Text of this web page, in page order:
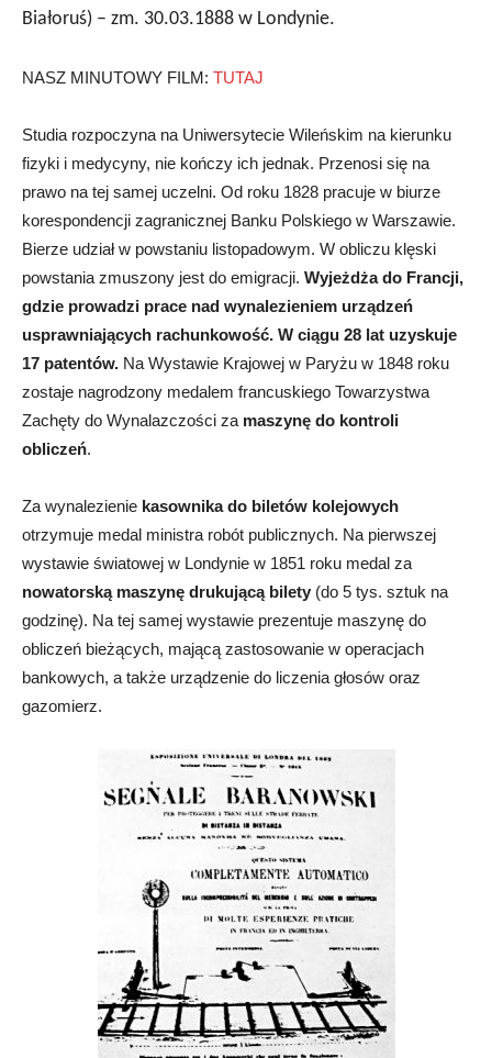
Białoruś) – zm. 30.03.1888 w Londynie.
NASZ MINUTOWY FILM: TUTAJ
Studia rozpoczyna na Uniwersytecie Wileńskim na kierunku
fizyki i medycyny, nie kończy ich jednak. Przenosi się na
prawo na tej samej uczelni. Od roku 1828 pracuje w biurze
korespondencji zagranicznej Banku Polskiego w Warszawie.
Bierze udział w powstaniu listopadowym. W obliczu klęski
powstania zmuszony jest do emigracji. Wyjeżdża do Francji,
gdzie prowadzi prace nad wynalezieniem urządzeń
usprawniających rachunkowość. W ciągu 28 lat uzyskuje
17 patentów. Na Wystawie Krajowej w Paryżu w 1848 roku
zostaje nagrodzony medalem francuskiego Towarzystwa
Zachęty do Wynalazczości za maszynę do kontroli
obliczeń.
Za wynalezienie kasownika do biletów kolejowych
otrzymuje medal ministra robót publicznych. Na pierwszej
wystawie światowej w Londynie w 1851 roku medal za
nowatorską maszynę drukującą bilety (do 5 tys. sztuk na
godzinę). Na tej samej wystawie prezentuje maszynę do
obliczeń bieżących, mającą zastosowanie w operacjach
bankowych, a także urządzenie do liczenia głosów oraz
gazomierz.